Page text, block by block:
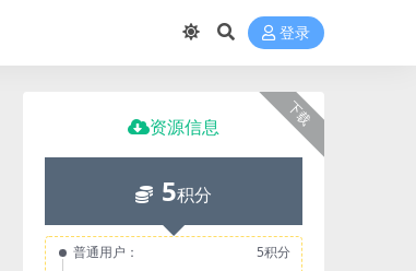
登录
下载
资源信息
5积分
普通用户：
5积分